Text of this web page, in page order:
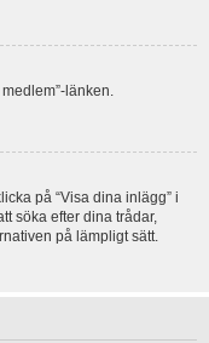
länken.
på “Visa dina inlägg” i
söka efter dina trådar,
på lämpligt sätt.